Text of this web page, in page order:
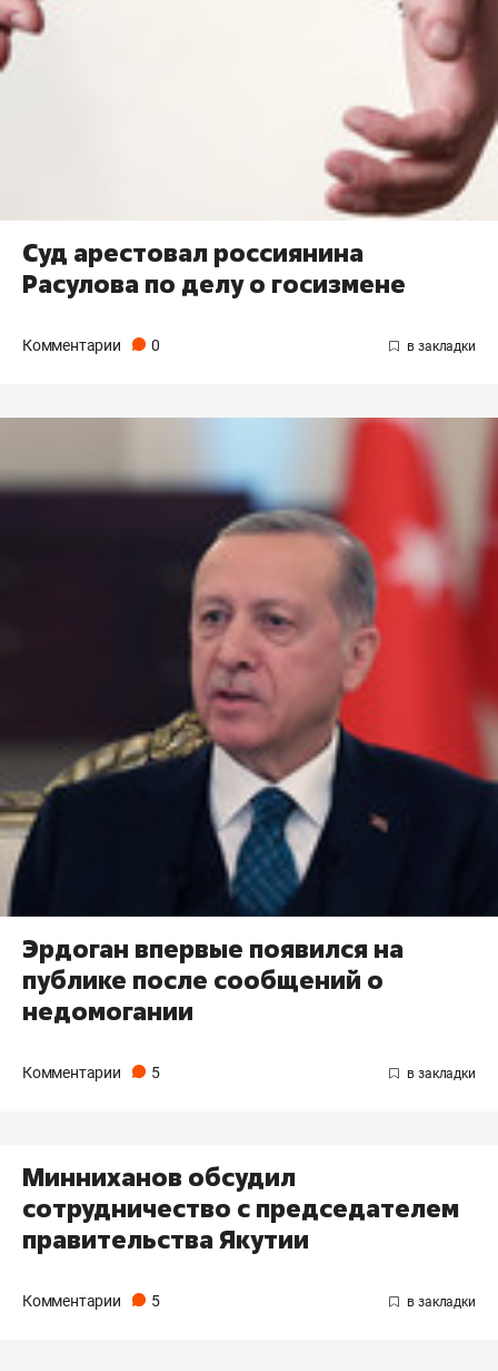
Суд арестовал россиянина
Расулова по делу о госизмене
Комментарии 0
Эрдоган впервые появился на
публике после сообщений о
недомогании
Комментарии 5
Минниханов обсудил
сотрудничество с председателем
правительства Якутии
Комментарии 5